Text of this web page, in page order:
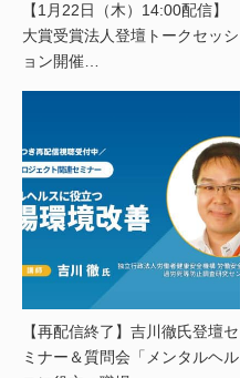
【1月22日（木）14:00配信】
大賞受賞法人登壇トークセッシ
ョン開催…
【再配信終了】吉川徹氏登壇セ
ミナー＆質問会「メンタルヘル